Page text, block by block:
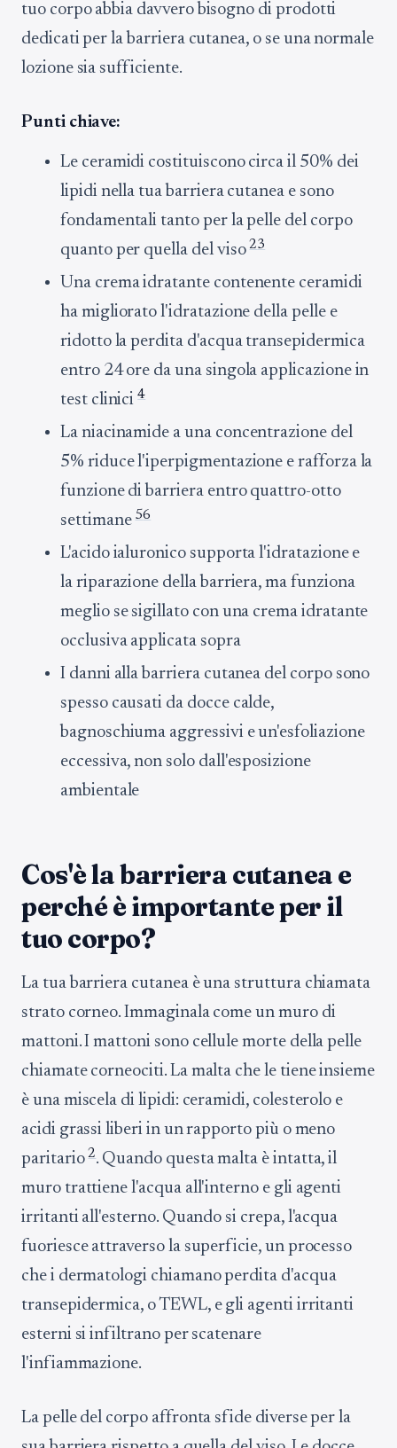
tuo corpo abbia davvero bisogno di prodotti
dedicati per la barriera cutanea, o se una normale
lozione sia sufficiente.
Punti chiave:
Le ceramidi costituiscono circa il 50% dei
lipidi nella tua barriera cutanea e sono
fondamentali tanto per la pelle del corpo
quanto per quella del viso23
Una crema idratante contenente ceramidi
ha migliorato l'idratazione della pelle e
ridotto la perdita d'acqua transepidermica
entro 24 ore da una singola applicazione in
test clinici4
La niacinamide a una concentrazione del
5% riduce l'iperpigmentazione e rafforza la
funzione di barriera entro quattro-otto
settimane56
L'acido ialuronico supporta l'idratazione e
la riparazione della barriera, ma funziona
meglio se sigillato con una crema idratante
occlusiva applicata sopra
I danni alla barriera cutanea del corpo sono
spesso causati da docce calde,
bagnoschiuma aggressivi e un'esfoliazione
eccessiva, non solo dall'esposizione
ambientale
Cos'è la barriera cutanea e
perché è importante per il
tuo corpo?
La tua barriera cutanea è una struttura chiamata
strato corneo. Immaginala come un muro di
mattoni. I mattoni sono cellule morte della pelle
chiamate corneociti. La malta che le tiene insieme
è una miscela di lipidi: ceramidi, colesterolo e
acidi grassi liberi in un rapporto più o meno
paritario2. Quando questa malta è intatta, il
muro trattiene l'acqua all'interno e gli agenti
irritanti all'esterno. Quando si crepa, l'acqua
fuoriesce attraverso la superficie, un processo
che i dermatologi chiamano perdita d'acqua
transepidermica, o TEWL, e gli agenti irritanti
esterni si infiltrano per scatenare
l'infiammazione.
La pelle del corpo affronta sfide diverse per la